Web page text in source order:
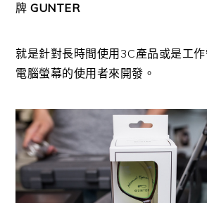
牌 GUNTER
就是針對長時間使用3C產品或是工
電腦螢幕的使用者來開發。